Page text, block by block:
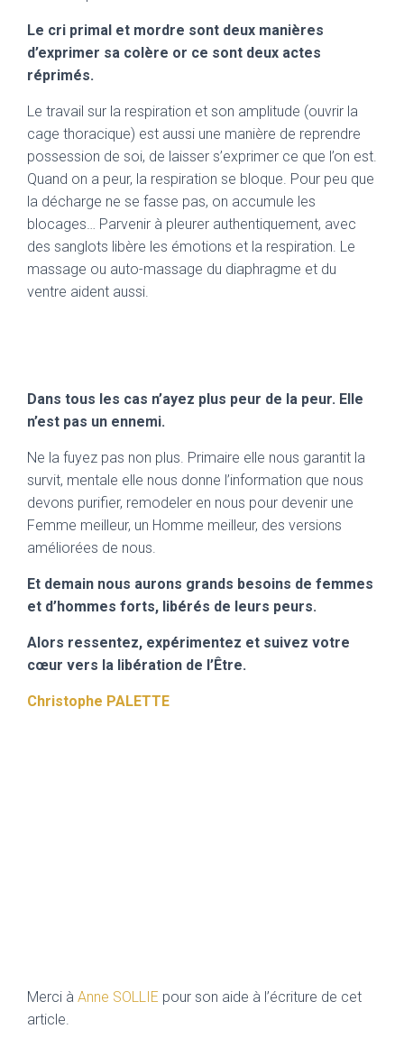
Le cri primal et mordre sont deux manières
d’exprimer sa colère or ce sont deux actes
réprimés.
Le travail sur la respiration et son amplitude (ouvrir la
cage thoracique) est aussi une manière de reprendre
possession de soi, de laisser s’exprimer ce que l’on est.
Quand on a peur, la respiration se bloque. Pour peu que
la décharge ne se fasse pas, on accumule les
blocages… Parvenir à pleurer authentiquement, avec
des sanglots libère les émotions et la respiration. Le
massage ou auto-massage du diaphragme et du
ventre aident aussi.
Dans tous les cas n’ayez plus peur de la peur. Elle
n’est pas un ennemi.
Ne la fuyez pas non plus. Primaire elle nous garantit la
survit, mentale elle nous donne l’information que nous
devons purifier, remodeler en nous pour devenir une
Femme meilleur, un Homme meilleur, des versions
améliorées de nous.
Et demain nous aurons grands besoins de femmes
et d’hommes forts, libérés de leurs peurs.
Alors ressentez, expérimentez et suivez votre
cœur vers la libération de l’Être.
Christophe PALETTE
Merci à Anne SOLLIE pour son aide à l’écriture de cet
article.